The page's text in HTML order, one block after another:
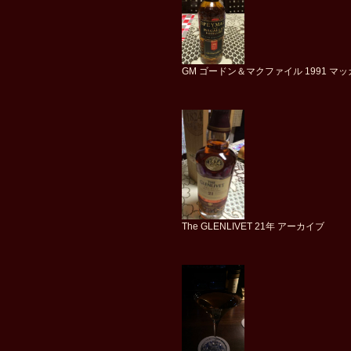
GM ゴードン＆マクファイル 1991 マッ
The GLENLIVET 21年 アーカイブ